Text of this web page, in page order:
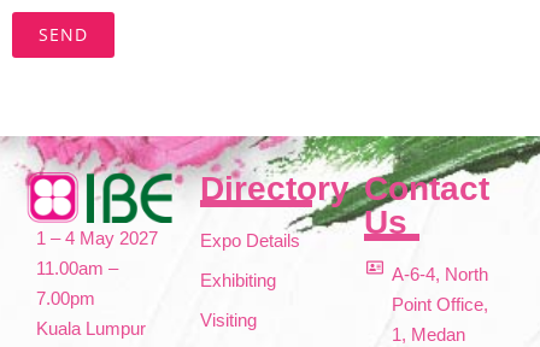
1 – 4 May 2027
11.00am –
7.00pm
Kuala Lumpur
Directory
Expo Details
Exhibiting
Visiting
Contact
Us
A-6-4, North
Point Office,
1, Medan